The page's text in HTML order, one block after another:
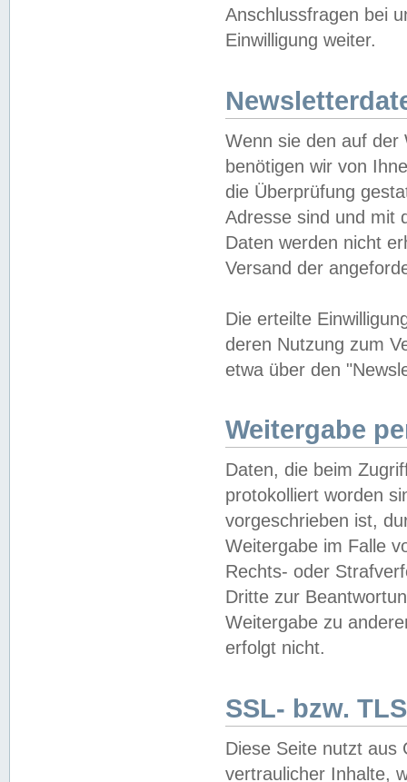
Anschlussfragen bei
Einwilligung weiter.
Wenn sie den auf der
benötigen wir von
die Überprüfung
Adresse sind und mit
Daten werden nicht
Versand der
Die erteilte
deren Nutzung zum
etwa über den
Weitergabe
Daten, die beim
protokolliert worden
vorgeschrieben ist,
Weitergabe im Falle
Rechts- oder
Dritte zur
Weitergabe zu
erfolgt nicht.
SSL- bzw.
Diese Seite nutzt aus
vertraulicher Inhalte,